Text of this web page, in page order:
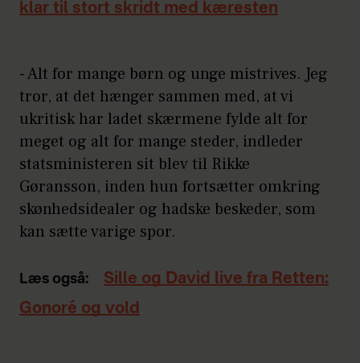
klar til stort skridt med kæresten
- Alt for mange børn og unge mistrives. Jeg
tror, at det hænger sammen med, at vi
ukritisk har ladet skærmene fylde alt for
meget og alt for mange steder, indleder
statsministeren sit blev til Rikke
Gøransson, inden hun fortsætter omkring
skønhedsidealer og hadske beskeder, som
kan sætte varige spor.
Læs også:
Sille og David live fra Retten:
Gonoré og vold